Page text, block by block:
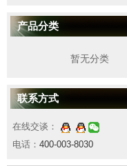
产品分类
暂无分类
联系方式
在线交谈：
电话： 400-003-8030